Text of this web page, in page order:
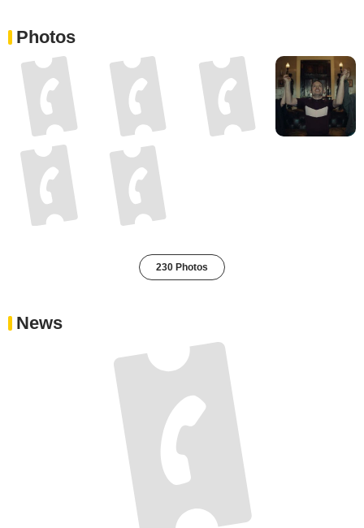
Photos
230 Photos
News